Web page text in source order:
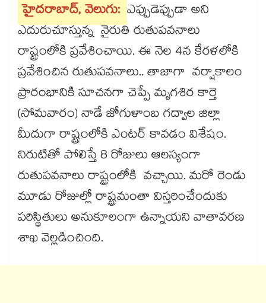
హైదరాబాద్, వెలుగు: ఎప్పుడెప్పుడా అని
ఎదురుచూస్తున్న నైరుతి రుతుపవనాలు
రాష్ట్రంలోకి ప్రవేశించాయి. ఈ నెల 4న కేరళలోకి
ప్రవేశించిన రుతుపవనాలు.. తాజాగా వర్షాకాలం
ప్రారంభానికి సూచనగా చెప్పే మృగశిర కార్తె
(సోమవారం) నాడే జోగుళాంబ గద్వాల జిల్లా
మీదుగా రాష్ట్రంలోకి ఎంటర్ కావడం విశేషం.
నిరుటితో పోలిస్తే 8 రోజులు ఆలస్యంగా
రుతుపవనాలు రాష్ట్రంలోకి వచ్చాయి. మరో రెండు
మూడు రోజుల్లో రాష్ట్రమంతా విస్తరించేందుకు
పరిస్థితులు అనుకూలంగా ఉన్నాయని వాతావరణ
శాఖ వెల్లడించింది.